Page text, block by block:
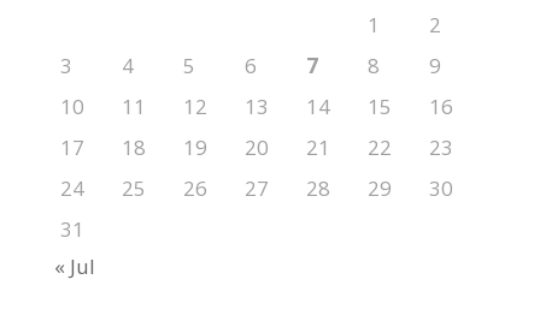
1
2
3
4 5 6 7 8
9
10
11 12 13 14 15
16
17
18 19 20 21 22
23
24
25 26 27 28 29
30
31
« Jul